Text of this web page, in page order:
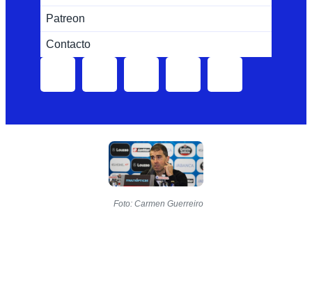
Patreon
Contacto
Foto: Carmen Guerreiro